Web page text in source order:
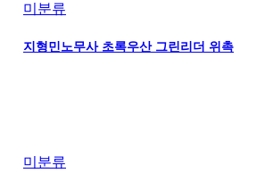
미분류
지형민노무사 초록우산 그린리더 위촉
미분류